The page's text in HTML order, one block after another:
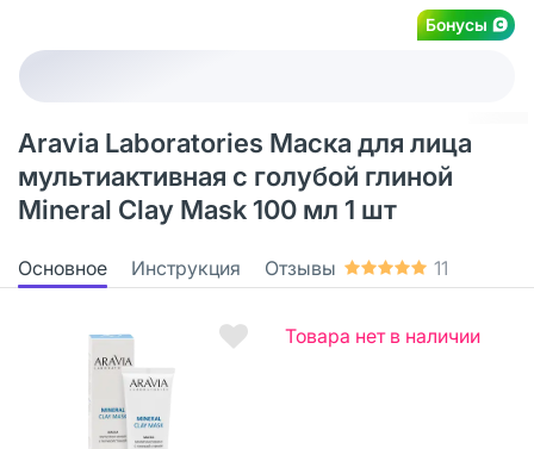
Бонусы
Aravia Laboratories Маска для лица
мультиактивная с голубой глиной
Mineral Clay Mask 100 мл 1 шт
Основное Инструкция Отзывы 11
Товара нет в наличии